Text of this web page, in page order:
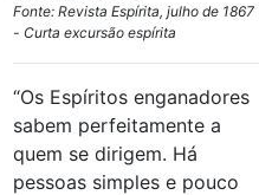
Fonte: Revista Espírita, julho de 1867
- Curta excursão espírita
“Os Espíritos enganadores
sabem perfeitamente a
quem se dirigem. Há
pessoas simples e pouco